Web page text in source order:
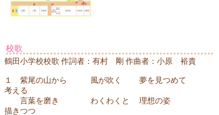
校歌
鶴田小学校校歌 作詞者：有村 剛 作曲者：小原 裕貴
１ 紫尾の山から 風が吹く 夢を見つめて
考える
言葉を磨き わくわくと 理想の姿
描きつつ